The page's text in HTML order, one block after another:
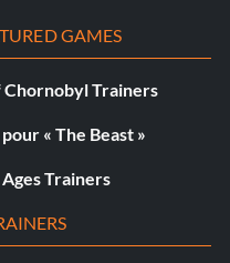
GAMES
Chornobyl Trainers
« The Beast »
Trainers